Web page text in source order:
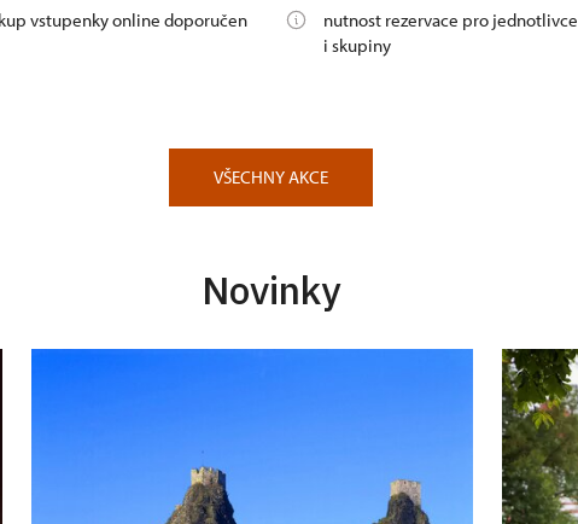
vstupenky online doporučen
nutnost rezervace pro jednotlivce
i skupiny
VŠECHNY AKCE
Novinky